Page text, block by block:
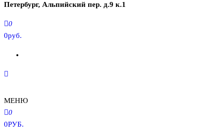
Петербург, Альпийский пер. д.9 к.1
0
0руб.
МЕНЮ
0
0РУБ.